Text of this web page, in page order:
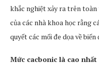
khắc nghiệt xảy ra trên toàn
của các nhà khoa học rằng
quyết các mối đe dọa về
Mức cacbonic là cao